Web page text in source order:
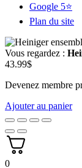
Google 5⭐
Plan du site
Vous regardez :
43.99$
Devenez membre
Ajouter au panier
0